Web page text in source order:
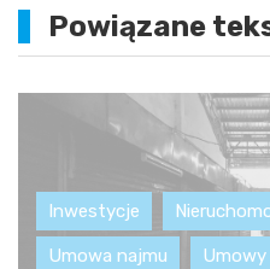
Powiązane
Inwestycje
Umowa najmu